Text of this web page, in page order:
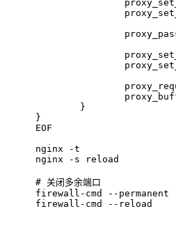
	}
}
EOF
nginx -t
nginx -s reload
# 关闭多余端口
firewall-cmd --permanent
firewall-cmd --reload